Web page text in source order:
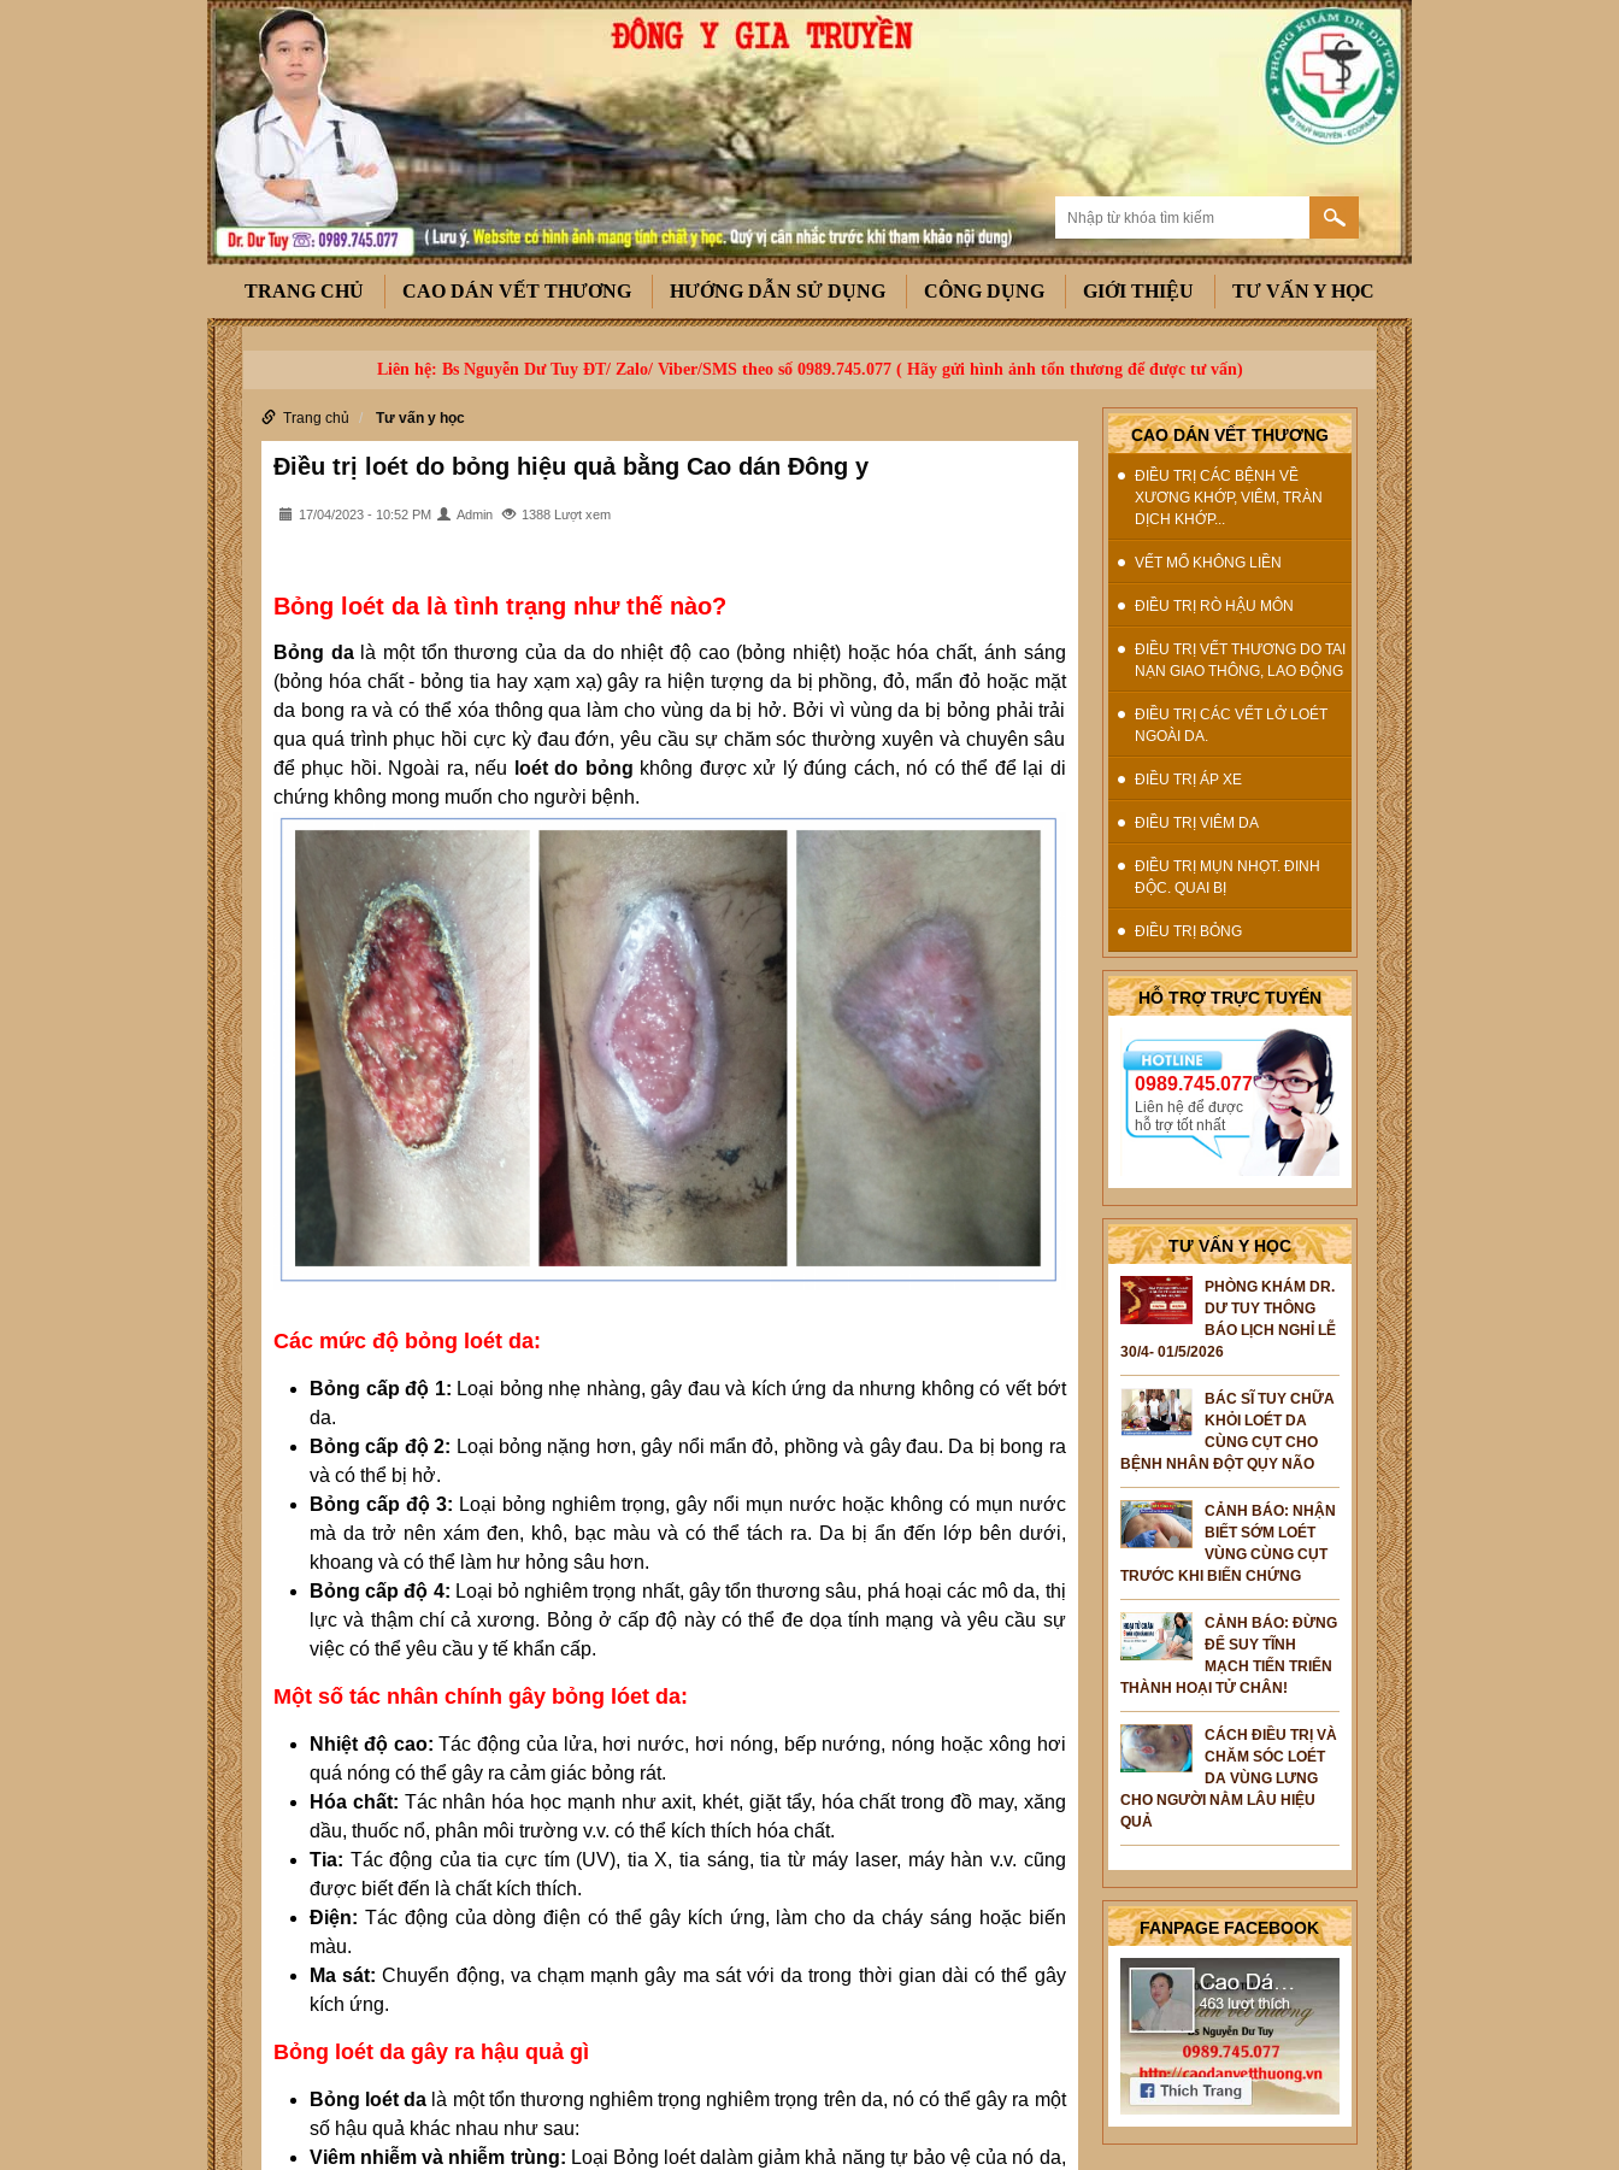
TRANG CHỦ CAO DÁN VẾT THƯƠNG HƯỚNG DẪN SỬ DỤNG CÔNG DỤNG GIỚI THIỆU TƯ VẤN Y HỌC
Liên hệ: Bs Nguyễn Dư Tuy ĐT/ Zalo/ Viber/SMS theo số 0989.745.077 ( Hãy gửi hình ảnh tổn thương để được tư vấn)
Trang chủ Tư vấn y học
Điều trị loét do bỏng hiệu quả bằng Cao dán Đông y
17/04/2023 - 10:52 PM Admin 1388 Lượt xem
Bỏng loét da là tình trạng như thế nào?
Bỏng dalà một tổn thương của da do nhiệt độ cao (bỏng nhiệt) hoặc hóa chất, ánh sáng
(bỏng hóa chất - bỏng tia hay xạm xạ) gây ra hiện tượng da bị phồng, đỏ, mẩn đỏ hoặc mặt
da bong ra và có thể xóa thông qua làm cho vùng da bị hở. Bởi vì vùng da bị bỏng phải trải
qua quá trình phục hồi cực kỳ đau đớn, yêu cầu sự chăm sóc thường xuyên và chuyên sâu
để phục hồi. Ngoài ra, nếu
loét do bỏng không được xử lý đúng cách, nó có thể để lại di
chứng không mong muốn cho người bệnh.
Các mức độ bỏng loét da:
Bỏng cấp độ 1: Loại bỏng nhẹ nhàng, gây đau và kích ứng da nhưng không có vết bớt
da.
Bỏng cấp độ 2: Loại bỏng nặng hơn, gây nổi mẩn đỏ, phồng và gây đau. Da bị bong ra
và có thể bị hở.
Bỏng cấp độ 3: Loại bỏng nghiêm trọng, gây nổi mụn nước hoặc không có mụn nước
mà da trở nên xám đen, khô, bạc màu và có thể tách ra. Da bị ẩn đến lớp bên dưới,
khoang và có thể làm hư hỏng sâu hơn.
Bỏng cấp độ 4: Loại bỏ nghiêm trọng nhất, gây tổn thương sâu, phá hoại các mô da, thị
lực và thậm chí cả xương. Bỏng ở cấp độ này có thể đe dọa tính mạng và yêu cầu sự
việc có thể yêu cầu y tế khẩn cấp.
Một số tác nhân chính gây bỏng lóet da:
Nhiệt độ cao:Tác động của lửa, hơi nước, hơi nóng, bếp nướng, nóng hoặc xông hơi
quá nóng có thể gây ra cảm giác bỏng rát.
Hóa chất: Tác nhân hóa học mạnh như axit, khét, giặt tẩy, hóa chất trong đồ may, xăng
dầu, thuốc nổ, phân môi trường v.v. có thể kích thích hóa chất.
Tia: Tác động của tia cực tím (UV), tia X, tia sáng, tia từ máy laser, máy hàn v.v. cũng
được biết đến là chất kích thích.
Điện: Tác động của dòng điện có thể gây kích ứng, làm cho da cháy sáng hoặc biến
màu.
Ma sát: Chuyển động, va chạm mạnh gây ma sát với da trong thời gian dài có thể gây
kích ứng.
Bỏng loét da gây ra hậu quả gì
Bỏng loét da là một tổn thương nghiêm trọng nghiêm trọng trên da, nó có thể gây ra một
số hậu quả khác nhau như sau:
Viêm nhiễm và nhiễm trùng: Loại Bỏng loét dalàm giảm khả năng tự bảo vệ của nó da,
CAO DÁN VẾT THƯƠNG
ĐIỀU TRỊ CÁC BỆNH VỀ
XƯƠNG KHỚP, VIÊM, TRÀN
DỊCH KHỚP...
VẾT MỔ KHÔNG LIỀN
ĐIỀU TRỊ RÒ HẬU MÔN
ĐIỀU TRỊ VẾT THƯƠNG DO TAI
NẠN GIAO THÔNG, LAO ĐỘNG
ĐIỀU TRỊ CÁC VẾT LỞ LOÉT
NGOÀI DA.
ĐIỀU TRỊ ÁP XE
ĐIỀU TRỊ VIÊM DA
ĐIỀU TRỊ MỤN NHỌT. ĐINH
ĐỘC. QUAI BỊ
ĐIỀU TRỊ BỎNG
HỖ TRỢ TRỰC TUYẾN
0989.745.077
Liên hệ để được
hỗ trợ tốt nhất
TƯ VẤN Y HỌC
PHÒNG KHÁM DR.
DƯ TUY THÔNG
BÁO LỊCH NGHỈ LỄ
30/4- 01/5/2026
BÁC SĨ TUY CHỮA
KHỎI LOÉT DA
CÙNG CỤT CHO
BỆNH NHÂN ĐỘT QỤY NÃO
CẢNH BÁO: NHẬN
BIẾT SỚM LOÉT
VÙNG CÙNG CỤT
TRƯỚC KHI BIẾN CHỨNG
CẢNH BÁO: ĐỪNG
ĐỂ SUY TĨNH
MẠCH TIẾN TRIỂN
THÀNH HOẠI TỬ CHÂN!
CÁCH ĐIỀU TRỊ VÀ
CHĂM SÓC LOÉT
DA VÙNG LƯNG
CHO NGƯỜI NẰM LÂU HIỆU
QUẢ
FANPAGE FACEBOOK